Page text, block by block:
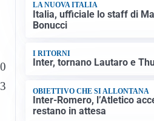
LA NUOVA ITALIA
Italia, ufficiale lo staff di
Bonucci
I RITORNI
Inter, tornano Lautaro e
OBIETTIVO CHE SI ALLONTANA
Inter-Romero, l’Atletico
restano in attesa